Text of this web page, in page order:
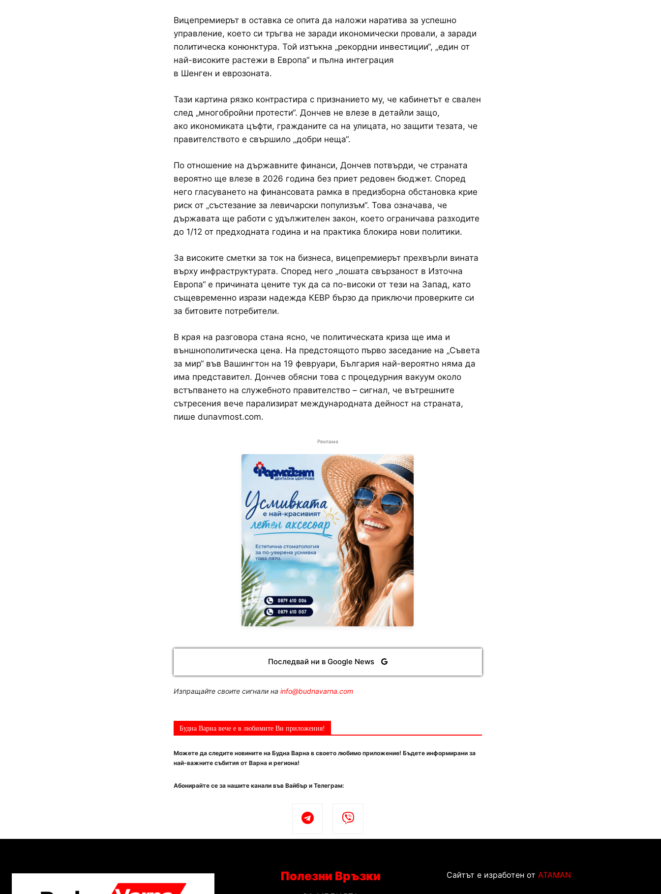
Вицепремиерът в оставка се опита да наложи наратива за успешно
управление, което си тръгва не заради икономически провали, а заради
политическа конюнктура. Той изтъкна „рекордни инвестиции“, „един от
най-високите растежи в Европа“ и пълна интеграция
в Шенген и еврозоната.
Тази картина рязко контрастира с признанието му, че кабинетът е свален
след „многобройни протести“. Дончев не влезе в детайли защо,
ако икономиката цъфти, гражданите са на улицата, но защити тезата, че
правителството е свършило „добри неща“.
По отношение на държавните финанси, Дончев потвърди, че страната
вероятно ще влезе в 2026 година без приет редовен бюджет. Според
него гласуването на финансовата рамка в предизборна обстановка крие
риск от „състезание за левичарски популизъм“. Това означава, че
държавата ще работи с удължителен закон, което ограничава разходите
до 1/12 от предходната година и на практика блокира нови политики.
За високите сметки за ток на бизнеса, вицепремиерът прехвърли вината
върху инфраструктурата. Според него „лошата свързаност в Източна
Европа“ е причината цените тук да са по-високи от тези на Запад, като
същевременно изрази надежда КЕВР бързо да приключи проверките си
за битовите потребители.
В края на разговора стана ясно, че политическата криза ще има и
външнополитическа цена. На предстоящото първо заседание на „Съвета
за мир“ във Вашингтон на 19 февруари, България най-вероятно няма да
има представител. Дончев обясни това с процедурния вакуум около
встъпването на служебното правителство – сигнал, че вътрешните
сътресения вече парализират международната дейност на страната,
пише dunavmost.com.
Реклама
Последвай ни в Google News
Изпращайте своите сигнали на info@budnavarna.com
Будна Варна вече е в любимите Ви приложения!
Можете да следите новините на Будна Варна в своето любимо приложение! Бъдете информирани за
най-важните събития от Варна и региона!
Абонирайте се за нашите канали във Вайбър и Телеграм:
Полезни Връзки Сайтът е изработен от ATAMAN